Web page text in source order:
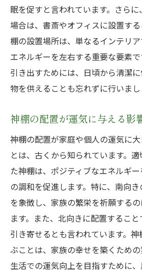
眠を促すと言われています。さら
場合は、書斎やオフィスに設置す
棚の設置場所は、単なるインテリ
エネルギーを左右する重要な要素
引き出すためには、日頃から清潔
物を供えることも忘れずに行いまし
神棚の配置が運気に与える影
神棚の配置が家庭や個人の運気に
とは、古くから知られています。
た神棚は、ポジティブなエネルギ
の調和を促進します。特に、南向
を象徴し、家族の繁栄を祈願する
ます。また、北向きに配置するこ
引き寄せるとも言われています。
ぶことは、家族の幸せを築くため
生活での運気向上を目指すために